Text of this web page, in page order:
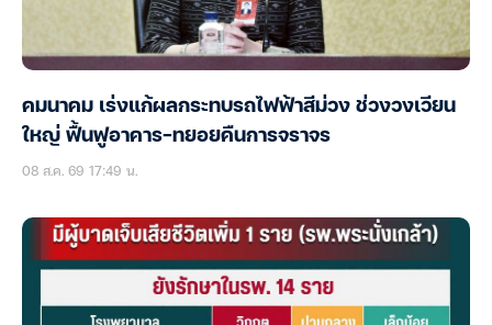
คมนาคม เร่งแก้ผลกระทบรถไฟฟ้าสีม่วง ช่วงวงเวียน
ใหญ่ ฟื้นฟูอาคาร-ทยอยคืนการจราจร
08 ส.ค. 69 17:49 น.